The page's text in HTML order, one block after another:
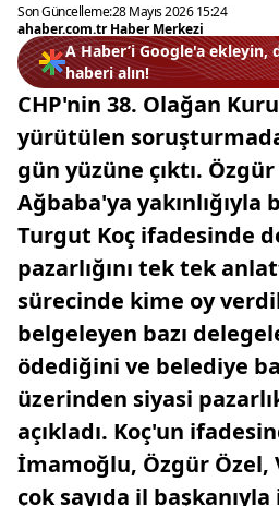
Son Güncelleme:28 Mayıs 2026 15:24
ahaber.com.tr Haber Merkezi
A Haber’i Google'a
haberi alın!
CHP'nin 38. Olağan
yürütülen
gün yüzüne çıktı.
Ağbaba'ya
Turgut Koç ifadesinde
pazarlığını tek tek
sürecinde kime oy
belgeleyen bazı
ödediğini ve belediye
üzerinden siyasi
açıkladı. Koç'un
İmamoğlu, Özgür Özel,
çok sayıda il